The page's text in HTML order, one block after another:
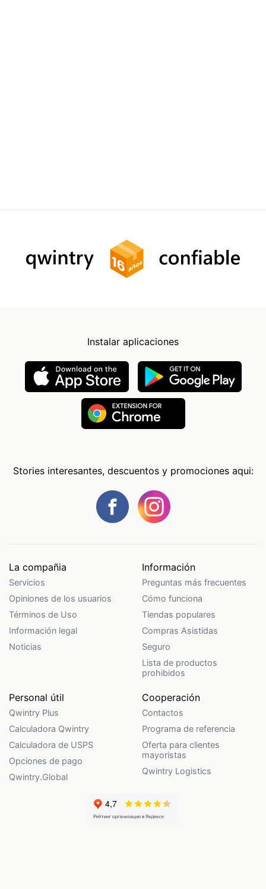
Instalar aplicaciones
Stories interesantes, descuentos y promociones aqui:
La compañia
Servicios
Opiniones de los usuarios
Términos de Uso
Información legal
Noticias
Información
Preguntas más frecuentes
Cómo funciona
Tiendas populares
Compras Asistidas
Seguro
Lista de productos
prohibidos
Personal útil
Qwintry Plus
Calculadora Qwintry
Calculadora de USPS
Opciones de pago
Qwintry.Global
Cooperación
Contactos
Programa de referencia
Oferta para clientes
mayoristas
Qwintry Logistics